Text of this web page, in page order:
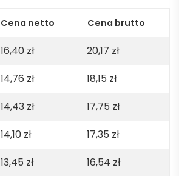
Cena netto Cena brutto
16,40 zł 20,17 zł
14,76 zł 18,15 zł
14,43 zł 17,75 zł
14,10 zł 17,35 zł
13,45 zł 16,54 zł